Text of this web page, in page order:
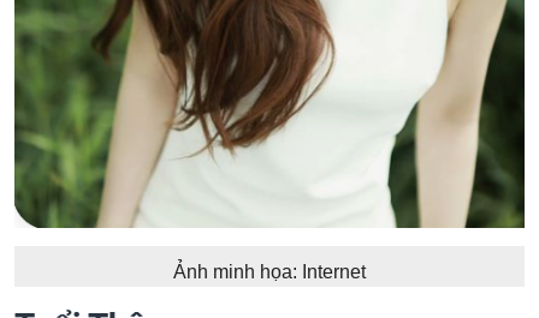
Ảnh minh họa: Internet